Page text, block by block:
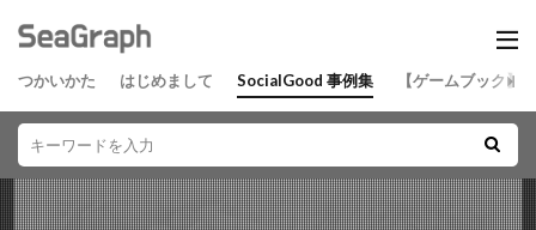
つかいかた はじめまして SocialGood 事例集 【ゲームブック】